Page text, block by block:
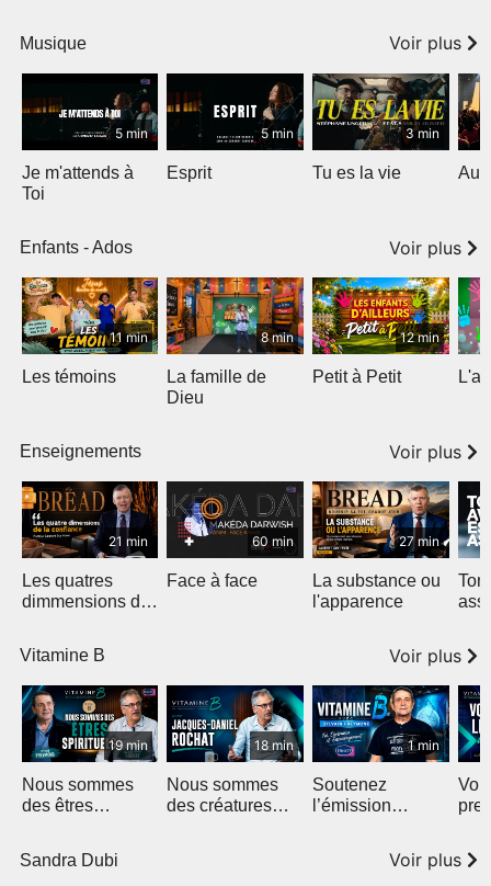
Musique Voir plus
5 min
Je m'attends à
Toi
5 min
Esprit
3 min
Tu es la vie Au
Enfants - Ados Voir plus
11 min
Les témoins
8 min
La famille de
Dieu
12 min
Petit à Petit
Enseignements Voir plus
21 min
Les quatres
dimmensions de
60 min
Face à face
27 min
La substance ou
l'apparence
Ton
Vitamine B Voir plus
19 min
Nous sommes
des êtres
18 min
Nous sommes
des créatures
1 min
Soutenez
l’émission
Sandra Dubi Voir plus